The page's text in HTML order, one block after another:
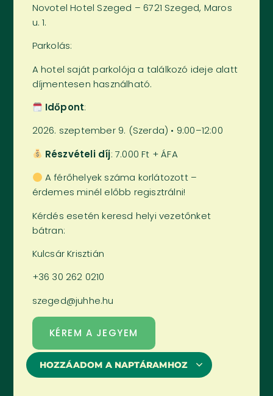
Novotel Hotel Szeged – 6721 Szeged, Maros
u. 1.
Parkolás:
A hotel saját parkolója a találkozó ideje alatt
díjmentesen használható.
Időpont:
2026. szeptember 9. (Szerda) • 9:00–12:00
Részvételi díj: 7.000 Ft + ÁFA
A férőhelyek száma korlátozott –
érdemes minél előbb regisztrálni!
Kérdés esetén keresd helyi vezetőnket
bátran:
Kulcsár Krisztián
+36 30 262 0210
szeged@juhhe.hu
KÉREM A JEGYEM
HOZZÁADOM A NAPTÁRAMHOZ